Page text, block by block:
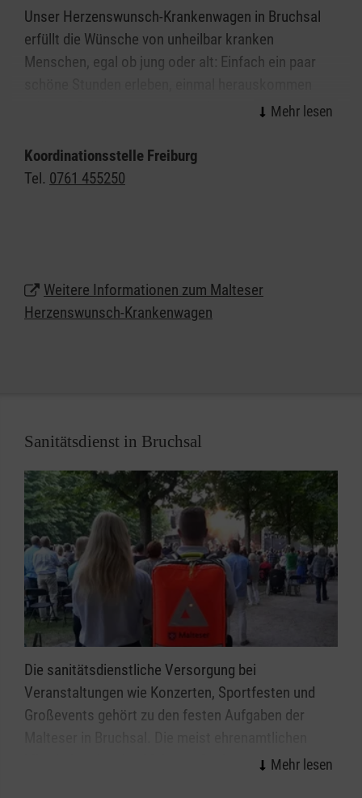
Unser Herzenswunsch-Krankenwagen in Bruchsal
erfüllt die Wünsche von unheilbar kranken
Menschen, egal ob jung oder alt: Einfach ein paar
Speziell geschulte Ehrenamtliche aus dem
medizinischen Bereich stehen den Kindern,
Für den Herzenswunsch-Krankenwagen sind alle
Beteiligten ehrenamtlich unterwegs. Sie stellen ihre
Freizeit zur Verfügung, um Menschen ihre letzten
Koordinationsstelle Freiburg
Tel. 0761 455250
Weitere Informationen zum Malteser
Herzenswunsch-Krankenwagen
Sanitätsdienst in Bruchsal
Die sanitätsdienstliche Versorgung bei
Veranstaltungen wie Konzerten, Sportfesten und
Großevents gehört zu den festen Aufgaben der
Mitarbeitenden des Malteser Sanitätsdiensts leisten